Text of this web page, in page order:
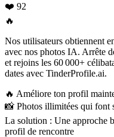
❤️ 92
🔥
Nos utilisateurs obtiennent
avec nos photos IA. Arrête
et rejoins les 60 000+
dates avec TinderProfile.ai.
🔥 Améliore ton profil
📸 Photos illimitées qui font
La solution : Une approche
profil de rencontre